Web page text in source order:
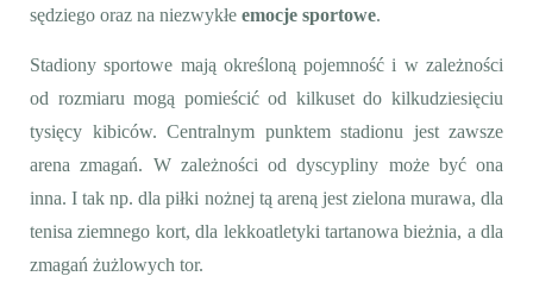
sędziego oraz na niezwykłe emocje sportowe.
Stadiony sportowe mają określoną pojemność i w zależności
od rozmiaru mogą pomieścić od kilkuset do kilkudziesięciu
tysięcy kibiców. Centralnym punktem stadionu jest zawsze
arena zmagań. W zależności od dyscypliny może być ona
inna. I tak np. dla piłki nożnej tą areną jest zielona murawa, dla
tenisa ziemnego kort, dla lekkoatletyki tartanowa bieżnia, a dla
zmagań żużlowych tor.